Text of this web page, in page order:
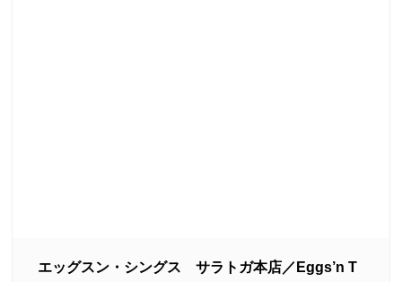
エッグスン・シングス サラトガ本店／Eggs’n T